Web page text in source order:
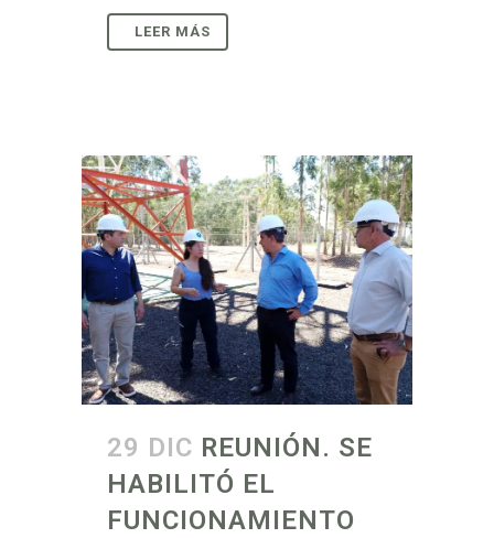
29 DIC REUNIÓN. SE
HABILITÓ EL
FUNCIONAMIENTO